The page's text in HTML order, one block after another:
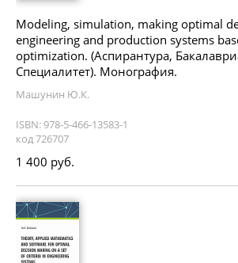
Modeling, simulation, making optimal
engineering and production systems
optimization. (Аспирантура,
Специалитет). Монография.
Машунин Ю.К.
ISBN: 978-5-466-13583-1
код 726707
1 400 руб.